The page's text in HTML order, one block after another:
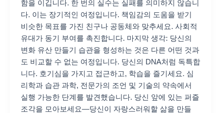
함을 이깁니다. 한 번의 실수는 실패를 의미하지 않습니
다. 이는 장기적인 여정입니다. 책임감의 도움을 받기
비슷한 목표를 가진 친구나 공동체와 맞추세요. 사회적
유대가 동기 부여를 촉진합니다. 마지막 생각: 당신의
변화 유산 만들기 습관을 형성하는 것은 다른 어떤 것과
도 비교할 수 없는 여정입니다. 당신의 DNA처럼 독특합
니다. 호기심을 가지고 접근하고, 학습을 즐기세요. 심
리학과 습관 과학, 전문가의 조언 및 기술의 약속에서
실행 가능한 단계를 발견했습니다. 당신 앞에 있는 퍼즐
조각을 모아보세요—당신이 자랑스러워할 삶을 만들